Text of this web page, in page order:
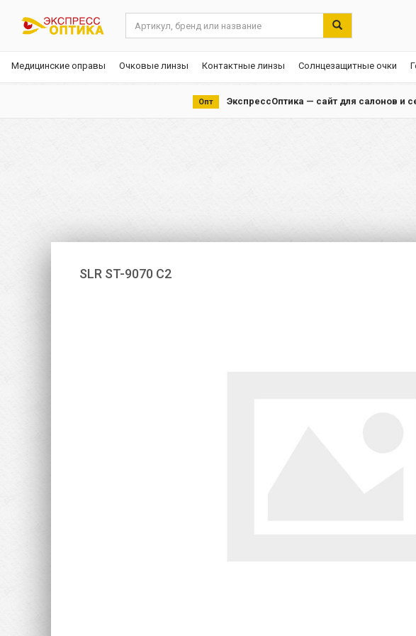
Медицинские оправы Очковые линзы Контактные линзы Солнцезащитные очки
Опт ЭкспрессОптика — сайт для салонов и
SLR ST-9070 C2